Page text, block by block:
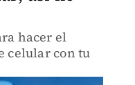
hacer el
celular con tu